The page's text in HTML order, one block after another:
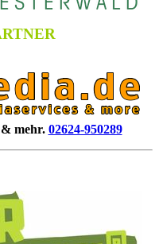
mehr. 02624-950289